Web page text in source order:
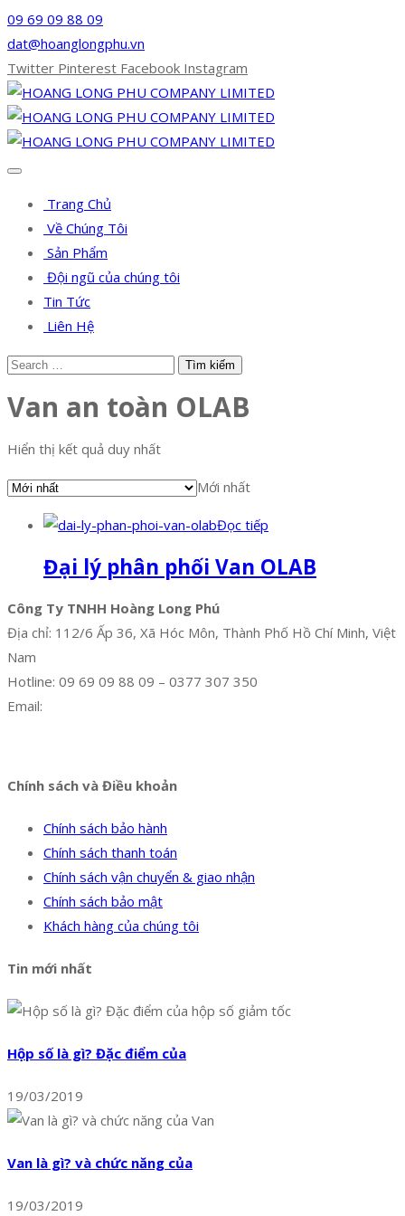
09 69 09 88 09
dat@hoanglongphu.vn
Twitter Pinterest Facebook Instagram
Trang Chủ
Về Chúng Tôi
Sản Phẩm
Đội ngũ của chúng tôi
Tin Tức
Liên Hệ
Van an toàn OLAB
Hiển thị kết quả duy nhất
Mới nhất
Đọc tiếp
Đại lý phân phối Van OLAB
Công Ty TNHH Hoàng Long Phú
Địa chỉ: 112/6 Ấp 36, Xã Hóc Môn, Thành Phố Hồ Chí Minh, Việt
Nam
Hotline: 09 69 09 88 09 – 0377 307 350
Email:
Chính sách và Điều khoản
Chính sách bảo hành
Chính sách thanh toán
Chính sách vận chuyển & giao nhận
Chính sách bảo mật
Khách hàng của chúng tôi
Tin mới nhất
Hộp số là gì? Đặc điểm của
19/03/2019
Van là gì? và chức năng của
19/03/2019